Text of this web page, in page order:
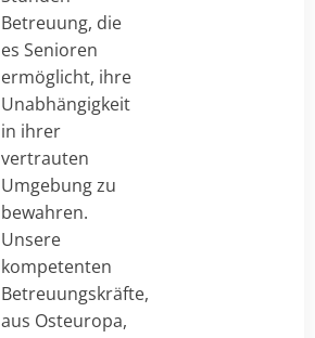
Betreuung, die
es Senioren
ermöglicht, ihre
Unabhängigkeit
in ihrer
vertrauten
Umgebung zu
bewahren.
Unsere
kompetenten
Betreuungskräfte,
aus Osteuropa,